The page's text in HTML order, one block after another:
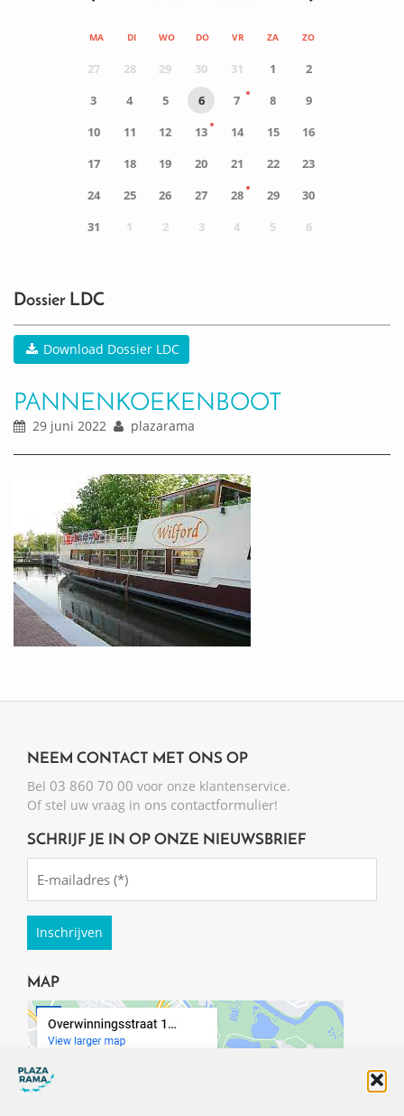
MA DI WO DO VR ZA ZO
27 28 29 30 31 1
2
3
4 5 6 7 8
9
10
11 12 13 14 15
16
17
18 19 20 21 22
23
24
25 26 27 28 29
30
31
1 2 3 4 5 6
Dossier LDC
Download Dossier LDC
PANNENKOEKENBOOT
29 juni 2022 plazarama
NEEM CONTACT MET ONS OP
Bel 03 860 70 00 voor onze klantenservice.
Of stel uw vraag in ons contactformulier!
SCHRIJF JE IN OP ONZE NIEUWSBRIEF
(Required)
MAP